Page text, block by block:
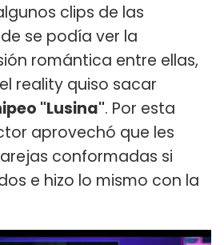
clips de las
se podía ver la
romántica entre ellas,
reality quiso sacar
"Lusina". Por esta
aprovechó que les
conformadas si
e hizo lo mismo con la